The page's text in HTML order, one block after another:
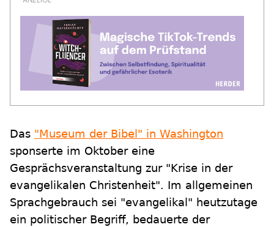
Das "Museum der Bibel" in Washington
sponserte im Oktober eine
Gesprächsveranstaltung zur "Krise in der
evangelikalen Christenheit". Im allgemeinen
Sprachgebrauch sei "evangelikal" heutzutage
ein politischer Begriff, bedauerte der